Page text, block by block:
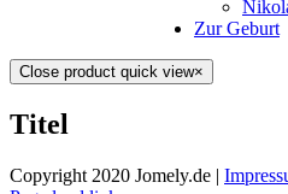
Zur Geburt
Close product quick view×
Titel
Copyright 2020 Jomely.de |